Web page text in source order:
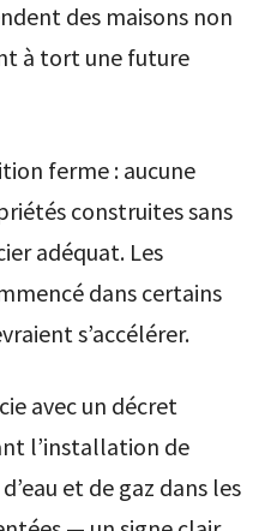
des maisons non
à tort une future
ferme : aucune
construites sans
adéquat. Les
dans certains
s’accélérer.
avec un décret
l’installation de
et de gaz dans les